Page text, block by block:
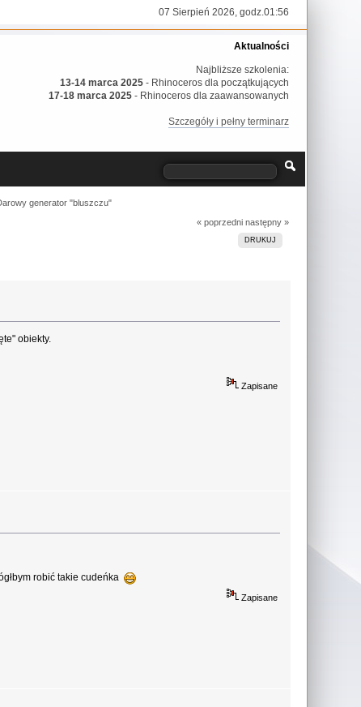
07 Sierpień 2026, godz.01:56
Aktualności
Najbliższe szkolenia:
13-14 marca 2025 - Rhinoceros dla początkujących
17-18 marca 2025 - Rhinoceros dla zaawansowanych
Szczegóły i pełny terminarz
generator "bluszczu"
« poprzedni następny »
DRUKUJ
obiekty.
Zapisane
robić takie cudeńka
Zapisane